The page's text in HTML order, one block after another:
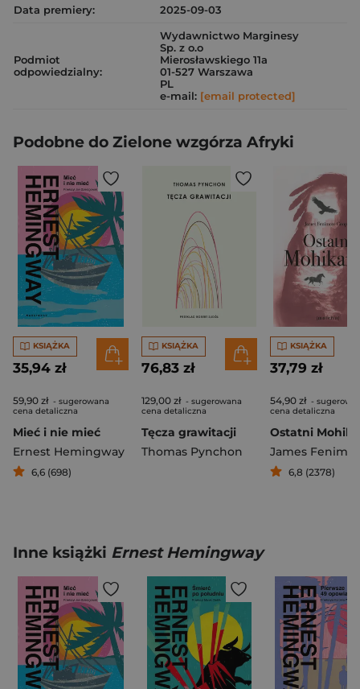
Data premiery:
2025-09-03
Podmiot
odpowiedzialny:
Wydawnictwo Marginesy
Sp. z o.o
Mierosławskiego 11a
01-527 Warszawa
PL
e-mail: [email protected]
Podobne do Zielone wzgórza Afryki
KSIĄŻKA
35,94 zł
59,90 zł - sugerowana
cena detaliczna
Mieć i nie mieć
Ernest Hemingway
6,6 (698)
KSIĄŻKA
76,83 zł
129,00 zł - sugerowana
cena detaliczna
Tęcza grawitacji
Thomas Pynchon
KSIĄŻKA
37,79 zł
54,90 zł -
cena detaliczna
Ostatni
6,8 (2378)
Inne książki Ernest Hemingway